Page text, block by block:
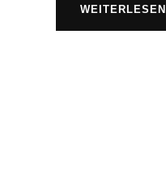
WEITERLESEN